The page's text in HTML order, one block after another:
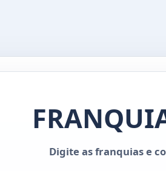
Digite as franquias e